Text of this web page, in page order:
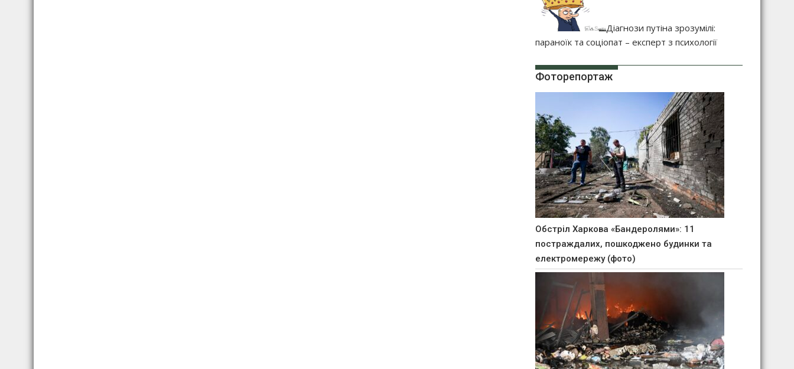
Діагнози путіна зрозумілі:
параноїк та соціопат – експерт з психології
Фоторепортаж
Обстріл Харкова «Бандеролями»: 11
постраждалих, пошкоджено будинки та
електромережу (фото)